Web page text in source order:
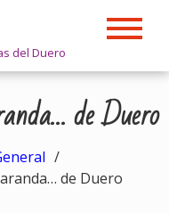
del Duero
de Duero
de Duero